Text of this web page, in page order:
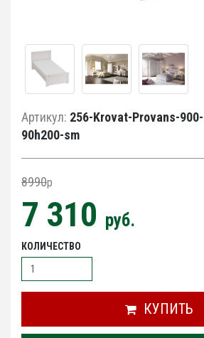
Артикул: 256-Krovat-Provans-
90h200-sm
8990p
7 310 руб.
КОЛИЧЕСТВО
КУПИТЬ